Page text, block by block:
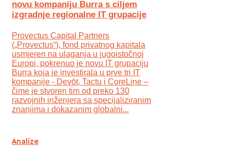
novu kompaniju Burra s ciljem
izgradnje regionalne IT grupacije
Provectus Capital Partners
(„Provectus“), fond privatnog kapitala
usmjeren na ulaganja u jugoistočnoj
Europi, pokrenuo je novu IT grupaciju
Burra koja je investirala u prve tri IT
kompanije - Devōt, Tactu i CoreLine –
čime je stvoren tim od preko 130
razvojnih inženjera sa specijaliziranim
znanjima i dokazanim globalni...
Analize